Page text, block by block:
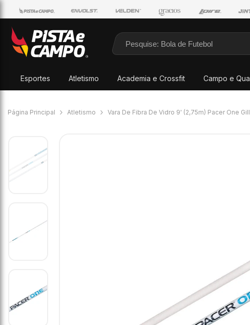
Esportes Atletismo Academia e Crossfit Campo e
Página Principal Atletismo Vara De Fibra De Vidro 9' (2,75m) Pacer One Gill